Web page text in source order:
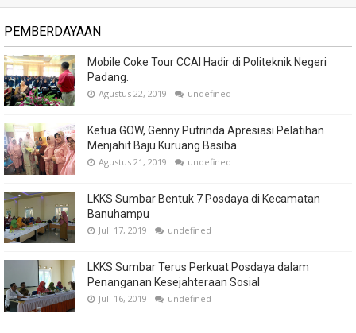
PEMBERDAYAAN
Mobile Coke Tour CCAI Hadir di Politeknik Negeri
Padang.
Agustus 22, 2019 undefined
Ketua GOW, Genny Putrinda Apresiasi Pelatihan
Menjahit Baju Kuruang Basiba
Agustus 21, 2019 undefined
LKKS Sumbar Bentuk 7 Posdaya di Kecamatan
Banuhampu
Juli 17, 2019 undefined
LKKS Sumbar Terus Perkuat Posdaya dalam
Penanganan Kesejahteraan Sosial
Juli 16, 2019 undefined